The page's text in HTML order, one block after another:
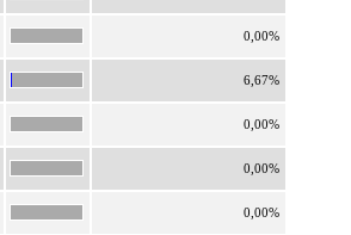
0,00%
6,67%
0,00%
0,00%
0,00%